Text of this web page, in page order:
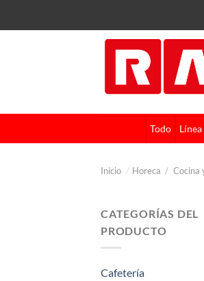
Todo
Inicio / Horeca / Cocina
CATEGORÍAS DEL
PRODUCTO
Cafetería